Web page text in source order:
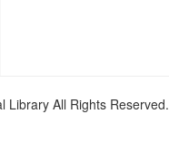
All Rights Reserved.